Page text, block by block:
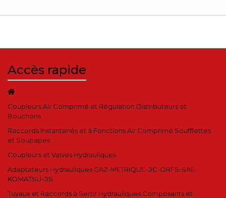
Accès rapide
Coupleurs Air Comprimé et Régulation Distributeurs et
Bouchons
Raccords Instantanés et à Fonctions Air Comprimé Soufflettes
et Soupapes
Coupleurs et Valves Hydrauliques
Adaptateurs Hydrauliques GAZ-METRIQUE-JIC-ORFS-SAE-
KOMATSU-JIS
Tuyaux et Raccords à Sertir Hydrauliques Composants et